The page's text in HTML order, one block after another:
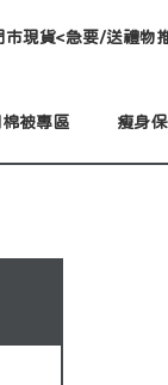
市現貨<急要/送禮物
被專區 瘦身